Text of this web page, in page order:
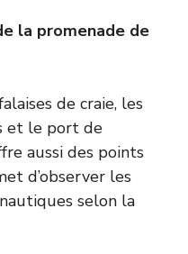
la promenade de
de craie, les
et le port de
aussi des points
d’observer les
selon la